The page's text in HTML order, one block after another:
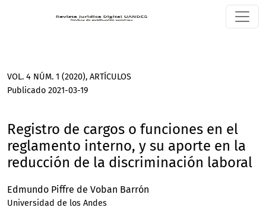
Registro de cargos o funciones en el reglamento interno,
VOL. 4 NÚM. 1 (2020), ARTÍCULOS
Registro de cargos o funciones en el
reglamento interno, y su aporte en la
reducción de la discriminación laboral
Publicado 2021-03-19
Edmundo Piffre de Voban Barrón
Universidad de los Andes